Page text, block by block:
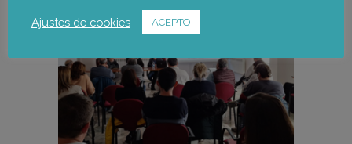
Ajustes de cookies ACEPTO